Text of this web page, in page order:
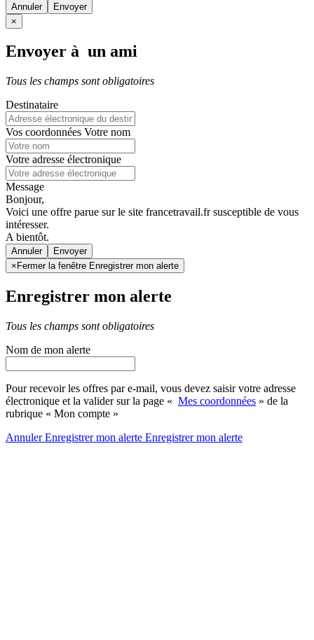
Annuler
×
Envoyer à un ami
Tous les champs sont obligatoires
Destinataire
Vos coordonnées Votre nom
Votre adresse électronique
Message
Bonjour,
Voici une offre parue sur le site francetravail.fr susceptible de vous
intéresser.
A bientôt.
Annuler
× Fermer la fenêtre Enregistrer mon alerte
Enregistrer mon alerte
Tous les champs sont obligatoires
Nom de mon alerte
Pour recevoir les offres par e-mail, vous devez saisir votre adresse
électronique et la valider sur la page « Mes coordonnées » de la
rubrique « Mon compte »
AnnulerEnregistrer mon alerte Enregistrermon alerte